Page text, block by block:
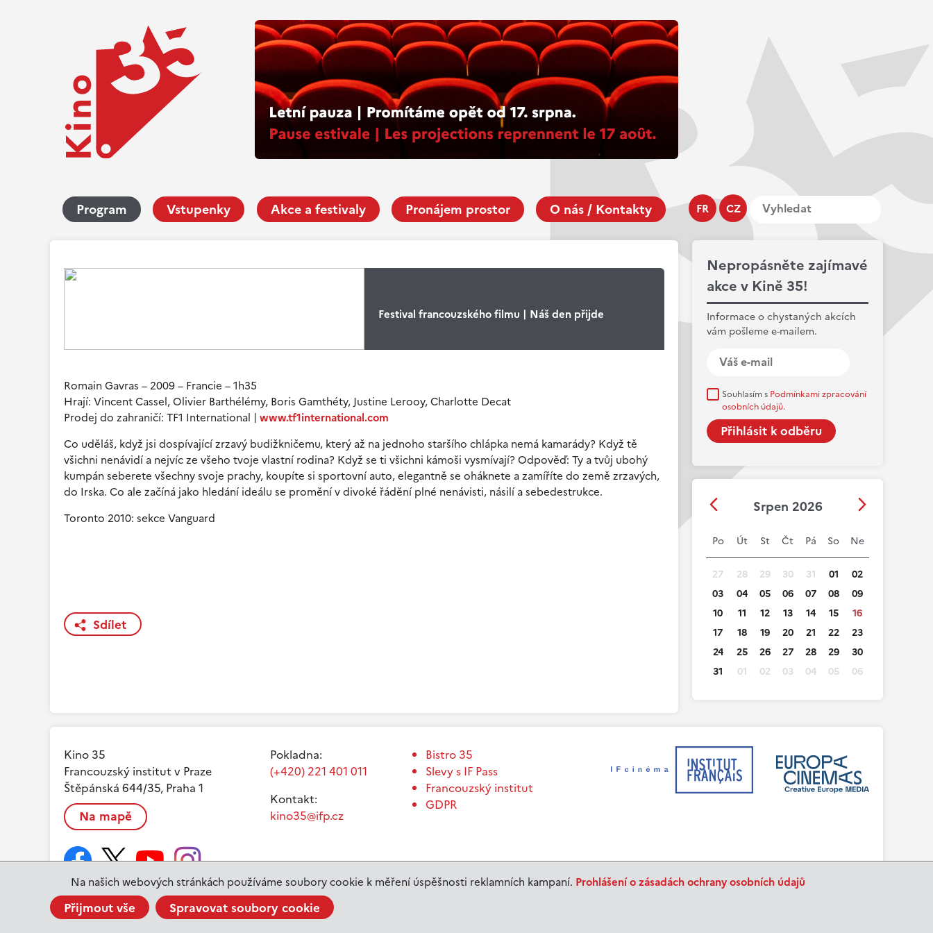
Na našich webových stránkách používáme soubory cookie k měření úspěšnosti reklamních kampaní. Prohlášení o zásadách ochrany osobních údajů
Přijmout vše Spravovat soubory cookie
FR CZ
Program Vstupenky Akce a festivaly Pronájem prostor O nás / Kontakty
Nepropásněte zajímavé
akce v Kině 35!
Informace o chystaných akcích
vám pošleme e-mailem.
Souhlasím s Podmínkami zpracování
osobních údajů.
Srpen 2026
Po Út St Čt Pá So Ne
27 28 29 30 31 01
02
03
04 05 06 07 08
09
10
11 12 13 14 15
16
17
18 19 20 21 22
23
24
25 26 27 28 29
30
31
01 02 03 04 05 06
Festival francouzského filmu | Náš den přijde
Romain Gavras – 2009 – Francie – 1h35
Hrají: Vincent Cassel, Olivier Barthélémy, Boris Gamthéty, Justine Lerooy, Charlotte Decat
Prodej do zahraničí: TF1 International | www.tf1international.com
Co uděláš, když jsi dospívající zrzavý budižkničemu, který až na jednoho staršího chlápka nemá kamarády? Když tě
všichni nenávidí a nejvíc ze všeho tvoje vlastní rodina? Když se ti všichni kámoši vysmívají? Odpověď: Ty a tvůj ubohý
kumpán seberete všechny svoje prachy, koupíte si sportovní auto, elegantně se oháknete a zamíříte do země zrzavých,
do Irska. Co ale začíná jako hledání ideálu se promění v divoké řádění plné nenávisti, násilí a sebedestrukce.
Toronto 2010: sekce Vanguard
Sdílet
Kino 35
Francouzský institut v Praze
Štěpánská 644/35, Praha 1
Na mapě
Pokladna:
(+420) 221 401 011
Kontakt:
kino35@ifp.cz
Bistro 35
Slevy s IF Pass
Francouzský institut
GDPR
© 2023 Institut français de Prague |www.ifp.cz